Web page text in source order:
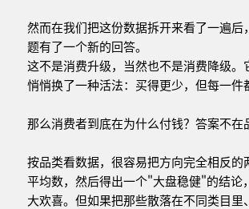
然而在我们把这份数据拆开来看了一遍后
题有了一个新的回答。
这不是消费升级，当然也不是消费降级。
悄悄换了一种活法：买得更少，但每一件
那么消费者到底在为什么付钱？答案不在
按品类看数据，很容易把方向完全相反的
平均数，然后得出一个"大盘稳健"的结论
大欢喜。但如果把那些散落在不同类目里